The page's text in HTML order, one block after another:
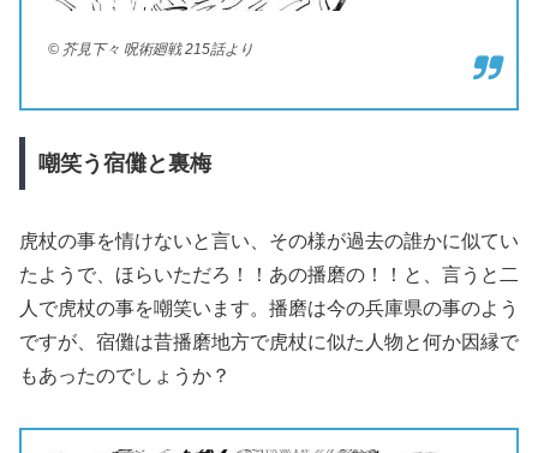
© 芥見下々 呪術廻戦 215話より
嘲笑う宿儺と裏梅
虎杖の事を情けないと言い、その様が過去の誰かに似てい
たようで、ほらいただろ！！あの播磨の！！と、言うと二
人で虎杖の事を嘲笑います。播磨は今の兵庫県の事のよう
ですが、宿儺は昔播磨地方で虎杖に似た人物と何か因縁で
もあったのでしょうか？